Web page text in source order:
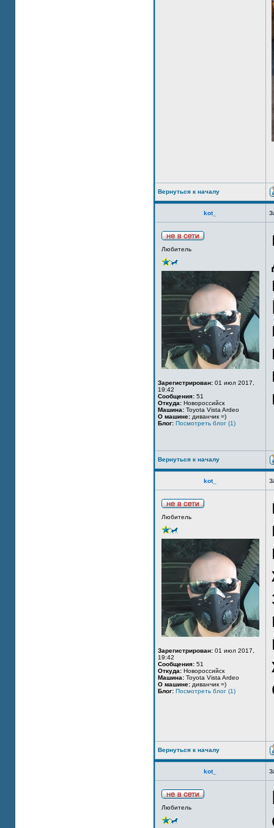
Вернуться к началу
kot_
Любитель
Зарегистрирован: 01 июл 2017,
19:42
Сообщения: 51
Откуда: Новороссийск
Машина: Toyota Vista Ardeo
О машине: диванчик =)
Блог: Посмотреть блог (1)
Вернуться к началу
kot_
Любитель
Зарегистрирован: 01 июл 2017,
19:42
Сообщения: 51
Откуда: Новороссийск
Машина: Toyota Vista Ardeo
О машине: диванчик =)
Блог: Посмотреть блог (1)
Вернуться к началу
kot_
Любитель